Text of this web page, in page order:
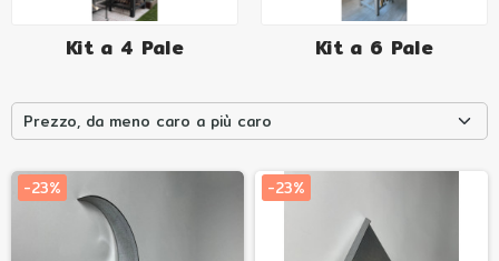
Kit a 4 Pale Kit a 6 Pale
Prezzo, da meno caro a più caro
-23% -23%